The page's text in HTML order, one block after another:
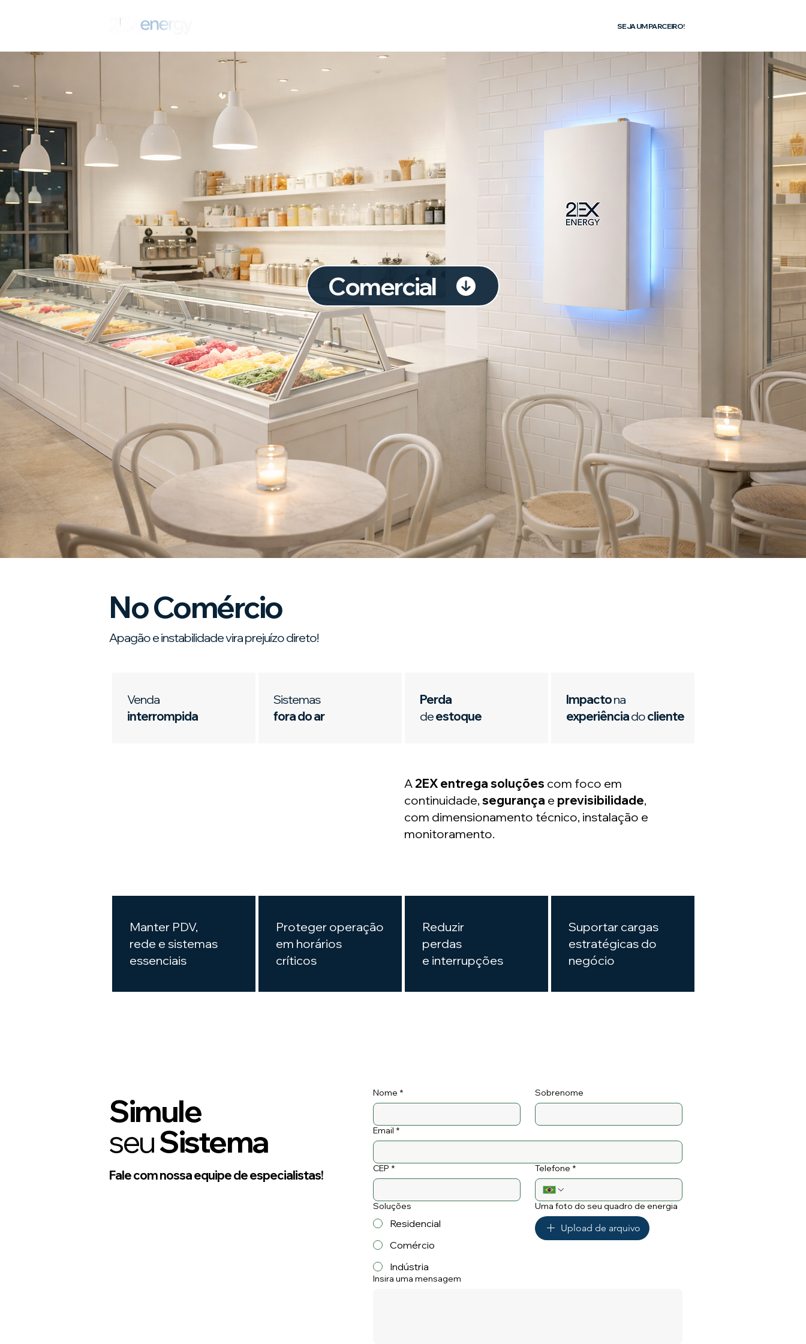
SEJA UM PARCEIRO!
Comercial
No Comércio
Apagão e instabilidade vira prejuízo direto!
Venda
interrompida
Sistemas
fora do ar
Perda
deestoque
Impactona
experiênciadocliente
A 2EX entrega soluções com foco em
continuidade, segurança e previsibilidade,
com dimensionamento técnico, instalação e
monitoramento.
Manter PDV,
rede e sistemas
essenciais
Proteger operação
em horários
críticos
Reduzir
perdas
e interrupções
Suportar cargas
estratégicas do
negócio
Simule
seuSistema
Fale com nossa equipe de especialistas!
Nome * Sobrenome
Email *
CEP * Telefone *
Soluções
Residencial
Comércio
Indústria
Uma foto do seu quadro de energia
Upload de arquivo
Insira uma mensagem